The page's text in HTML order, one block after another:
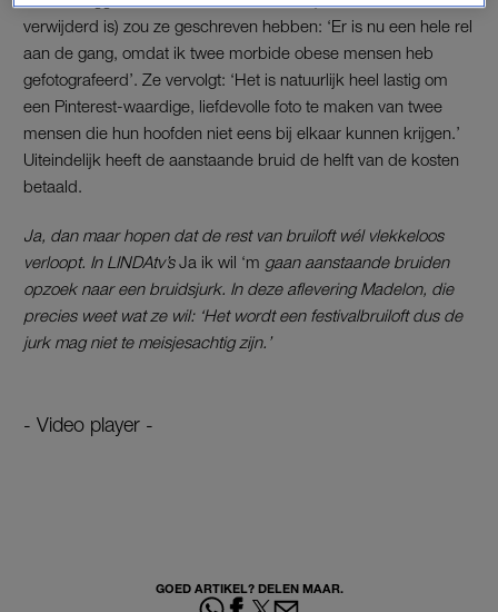
verwijderd is) zou ze geschreven hebben: ‘Er is nu een hele rel
aan de gang, omdat ik twee morbide obese mensen heb
gefotografeerd’. Ze vervolgt: ‘Het is natuurlijk heel lastig om
een Pinterest-waardige, liefdevolle foto te maken van twee
mensen die hun hoofden niet eens bij elkaar kunnen krijgen.’
Uiteindelijk heeft de aanstaande bruid de helft van de kosten
betaald.
Ja, dan maar hopen dat de rest van bruiloft wél vlekkeloos
verloopt. In LINDAtv’sJa ik wil ‘m gaan aanstaande bruiden
opzoek naar een bruidsjurk. In deze aflevering Madelon, die
precies weet wat ze wil: ‘Het wordt een festivalbruiloft dus de
jurk mag niet te meisjesachtig zijn.’
- Video player -
GOED ARTIKEL? DELEN MAAR.